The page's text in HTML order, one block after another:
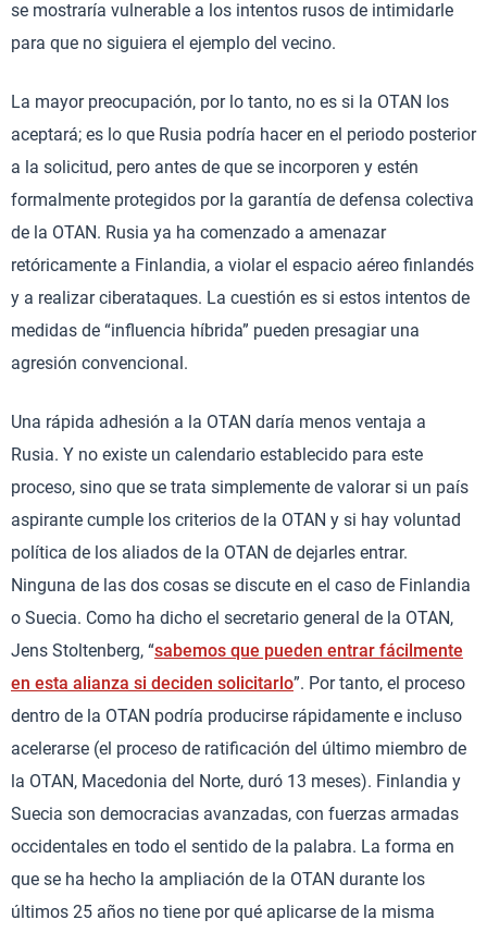
se mostraría vulnerable a los intentos rusos de intimidarle
para que no siguiera el ejemplo del vecino.
La mayor preocupación, por lo tanto, no es si la OTAN los
aceptará; es lo que Rusia podría hacer en el periodo posterior
a la solicitud, pero antes de que se incorporen y estén
formalmente protegidos por la garantía de defensa colectiva
de la OTAN. Rusia ya ha comenzado a amenazar
retóricamente a Finlandia, a violar el espacio aéreo finlandés
y a realizar ciberataques. La cuestión es si estos intentos de
medidas de “influencia híbrida” pueden presagiar una
agresión convencional.
Una rápida adhesión a la OTAN daría menos ventaja a
Rusia. Y no existe un calendario establecido para este
proceso, sino que se trata simplemente de valorar si un país
aspirante cumple los criterios de la OTAN y si hay voluntad
política de los aliados de la OTAN de dejarles entrar.
Ninguna de las dos cosas se discute en el caso de Finlandia
o Suecia. Como ha dicho el secretario general de la OTAN,
Jens Stoltenberg, “sabemos que pueden entrar fácilmente
en esta alianza si deciden solicitarlo”. Por tanto, el proceso
dentro de la OTAN podría producirse rápidamente e incluso
acelerarse (el proceso de ratificación del último miembro de
la OTAN, Macedonia del Norte, duró 13 meses). Finlandia y
Suecia son democracias avanzadas, con fuerzas armadas
occidentales en todo el sentido de la palabra. La forma en
que se ha hecho la ampliación de la OTAN durante los
últimos 25 años no tiene por qué aplicarse de la misma